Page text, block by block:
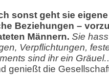
sonst geht sie
Beziehungen –
Männern. Sie
Verpflichtungen,
sind ihr ein Gräuel.
genießt die